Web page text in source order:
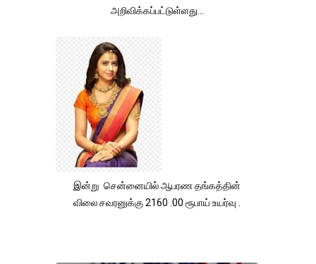
அறிவிக்கப்பட்டுள்ளது...
இன்று சென்னையில் ஆபரண தங்கத்தின்
விலை சவரனுக்கு 2160 .00 ரூபாய் உயர்வு .